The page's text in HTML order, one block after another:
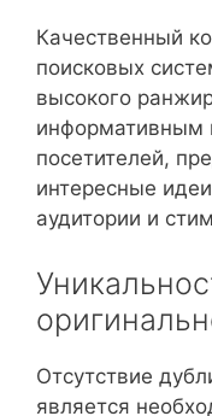
Качественный
поисковых
высокого
информативным
посетителей,
интересные
аудитории и
Отсутствие
является